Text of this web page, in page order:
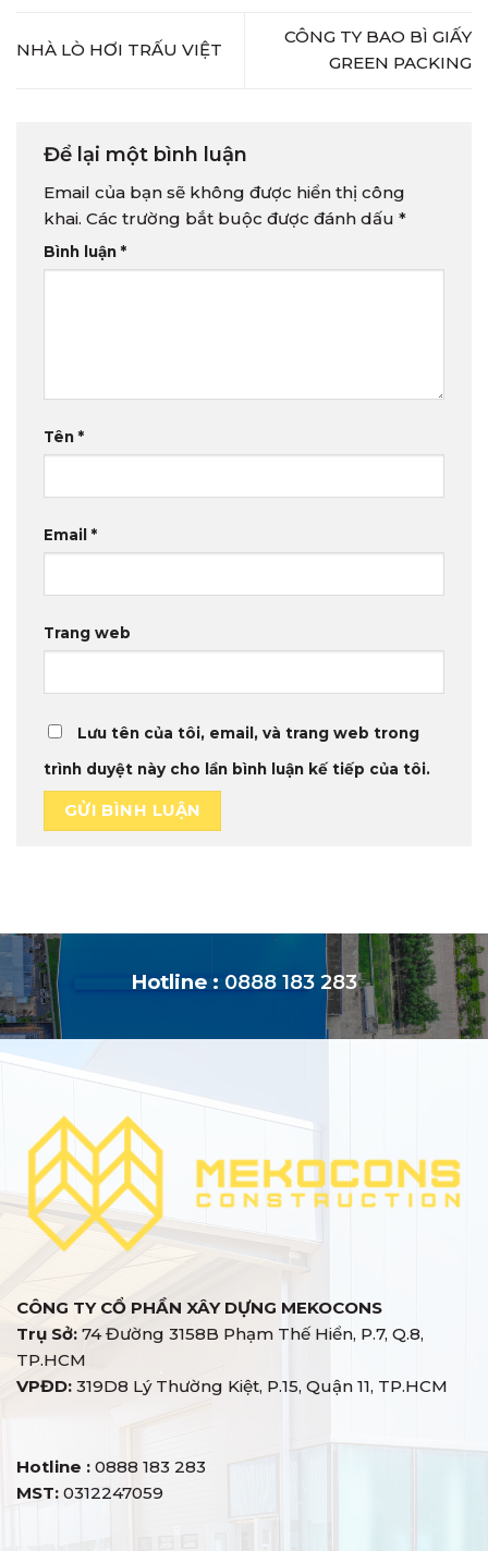
NHÀ LÒ HƠI TRẤU VIỆT
CÔNG TY BAO BÌ GIẤY
GREEN PACKING
Để lại một bình luận
Email của bạn sẽ không được hiển thị công
khai. Các trường bắt buộc được đánh dấu *
Bình luận *
Tên *
Email *
Trang web
Lưu tên của tôi, email, và trang web trong
trình duyệt này cho lần bình luận kế tiếp của tôi.
Hotline : 0888 183 283
CÔNG TY CỔ PHẦN XÂY DỰNG MEKOCONS
Trụ Sở: 74 Đường 3158B Phạm Thế Hiển, P.7, Q.8,
TP.HCM
VPĐD: 319D8 Lý Thường Kiệt, P.15, Quận 11, TP.HCM
Hotline : 0888 183 283
MST: 0312247059